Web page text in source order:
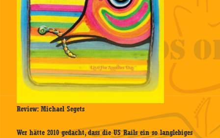
Review: Michael Segets
Wer hätte 2010 gedacht, dass die US Rails ein so langlebiges